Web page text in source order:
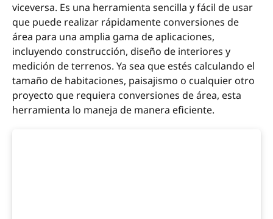
viceversa. Es una herramienta sencilla y fácil de usar
que puede realizar rápidamente conversiones de
área para una amplia gama de aplicaciones,
incluyendo construcción, diseño de interiores y
medición de terrenos. Ya sea que estés calculando el
tamaño de habitaciones, paisajismo o cualquier otro
proyecto que requiera conversiones de área, esta
herramienta lo maneja de manera eficiente.